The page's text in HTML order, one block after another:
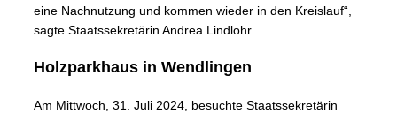
eine Nachnutzung und kommen wieder in den Kreislauf“,
sagte Staatssekretärin Andrea Lindlohr.
Holzparkhaus in Wendlingen
Am Mittwoch, 31. Juli 2024, besuchte Staatssekretärin